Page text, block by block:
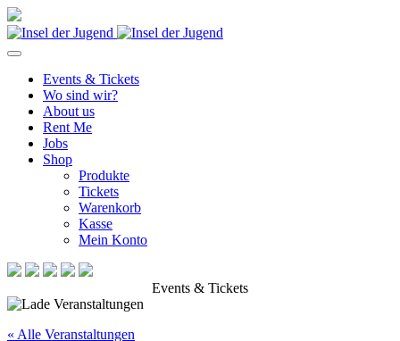
Events & Tickets
Wo sind wir?
About us
Rent Me
Jobs
Shop
Produkte
Tickets
Warenkorb
Kasse
Mein Konto
Events & Tickets
« Alle Veranstaltungen